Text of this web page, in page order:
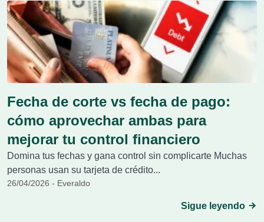
Fecha de corte vs fecha de pago:
cómo aprovechar ambas para
mejorar tu control financiero
Domina tus fechas y gana control sin complicarte Muchas
personas usan su tarjeta de crédito...
26/04/2026 - Everaldo
Sigue leyendo